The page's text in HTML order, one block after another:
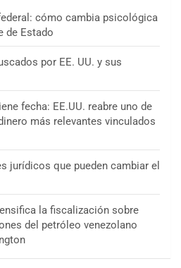
cómo cambia psicológica
de Estado
por EE. UU. y sus
fecha: EE.UU. reabre uno de
más relevantes vinculados
jurídicos que pueden cambiar el
la fiscalización sobre
del petróleo venezolano